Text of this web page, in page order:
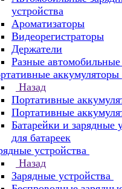
устройства
Ароматизаторы
Видеорегистраторы
Держатели
Разные автомобильные
аккумуляторы
Назад
Портативные
Портативные
Батарейки и зарядные
для батареек
устройства
Назад
Зарядные устройства